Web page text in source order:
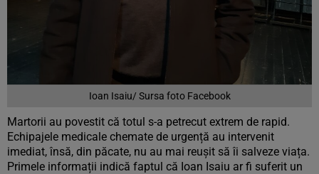
Ioan Isaiu/ Sursa foto Facebook
Martorii au povestit că totul s-a petrecut extrem de rapid.
Echipajele medicale chemate de urgență au intervenit
imediat, însă, din păcate, nu au mai reușit să îi salveze viața.
Primele informații indică faptul că Ioan Isaiu ar fi suferit un